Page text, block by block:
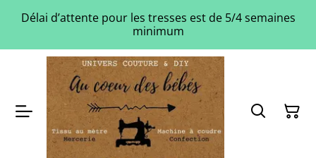
Délai d’attente pour les tresses est de 5/4 semaines
minimum